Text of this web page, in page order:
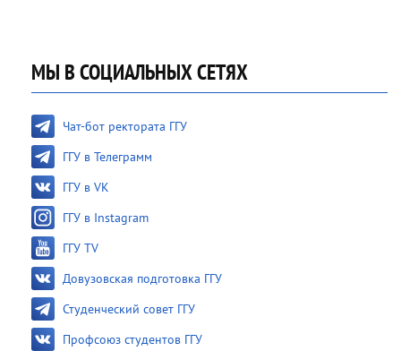
МЫ В СОЦИАЛЬНЫХ СЕТЯХ
Чат-бот ректората ГГУ
ГГУ в Телеграмм
ГГУ в VK
ГГУ в Instagram
ГГУ TV
Довузовская подготовка ГГУ
Студенческий совет ГГУ
Профсоюз студентов ГГУ